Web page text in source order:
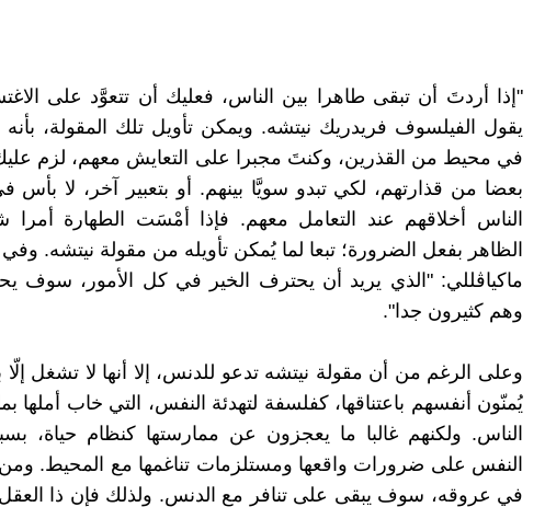
"إذا أردتَ أن تبقى طاهرا بين الناس، فعليك أن تتعوَّد على
يقول الفيلسوف فريدريك نيتشه. ويمكن تأويل تلك المقولة،
في محيط من القذرين، وكنتَ مجبرا على التعايش معهم، لزم
بعضا من قذارتهم، لكي تبدو سويَّا بينهم. أو بتعبير آخر، لا
الناس أخلاقهم عند التعامل معهم. فإذا أمْسَت الطهارة أمرا
الظاهر بفعل الضرورة؛ تبعا لما يُمكن تأويله من مقولة نيتشه.
ماكياڤللي: "الذي يريد أن يحترف الخير في كل الأمور، سوف
وهم كثيرون جدا".
وعلى الرغم من أن مقولة نيتشه تدعو للدنس، إلا أنها لا تشغل إلّا
يُمنّون أنفسهم باعتناقها، كفلسفة لتهدئة النفس، التي خاب أملها
الناس. ولكنهم غالبا ما يعجزون عن ممارستها كنظام حياة،
النفس على ضرورات واقعها ومستلزمات تناغمها مع المحيط. ومن
في عروقه، سوف يبقى على تنافر مع الدنس. ولذلك فإن ذا